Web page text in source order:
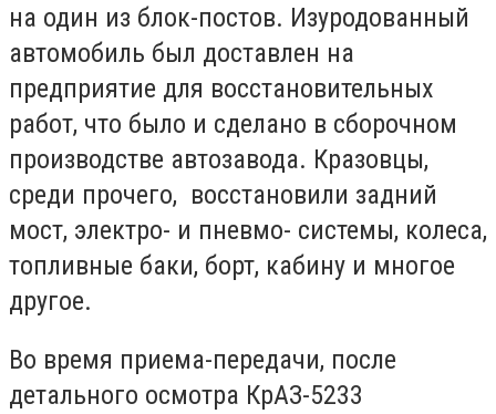
на один из блок-постов. Изуродованный
автомобиль был доставлен на
предприятие для восстановительных
работ, что было и сделано в сборочном
производстве автозавода. Кразовцы,
среди прочего, восстановили задний
мост, электро- и пневмо- системы, колеса,
топливные баки, борт, кабину и многое
другое.
Во время приема-передачи, после
детального осмотра КрАЗ-5233